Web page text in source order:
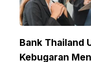
Bank Thailand
Kebugaran